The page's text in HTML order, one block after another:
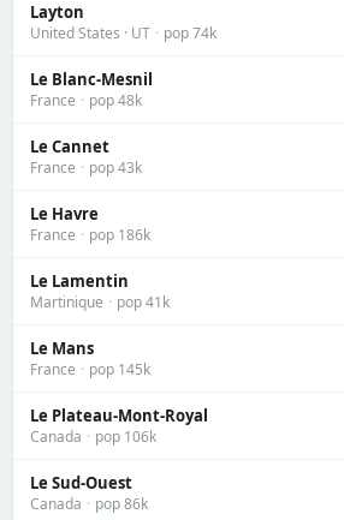
Layton
United States · UT · pop 74k
Le Blanc-Mesnil
France · pop 48k
Le Cannet
France · pop 43k
Le Havre
France · pop 186k
Le Lamentin
Martinique · pop 41k
Le Mans
France · pop 145k
Le Plateau-Mont-Royal
Canada · pop 106k
Le Sud-Ouest
Canada · pop 86k